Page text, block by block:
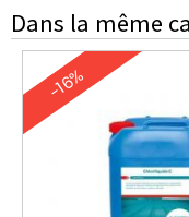
Dans la même
-16%